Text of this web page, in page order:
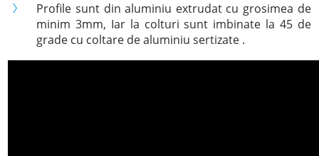
Profile sunt din aluminiu extrudat cu grosimea de
minim 3mm, Iar la colturi sunt imbinate la 45 de
grade cu coltare de aluminiu sertizate .